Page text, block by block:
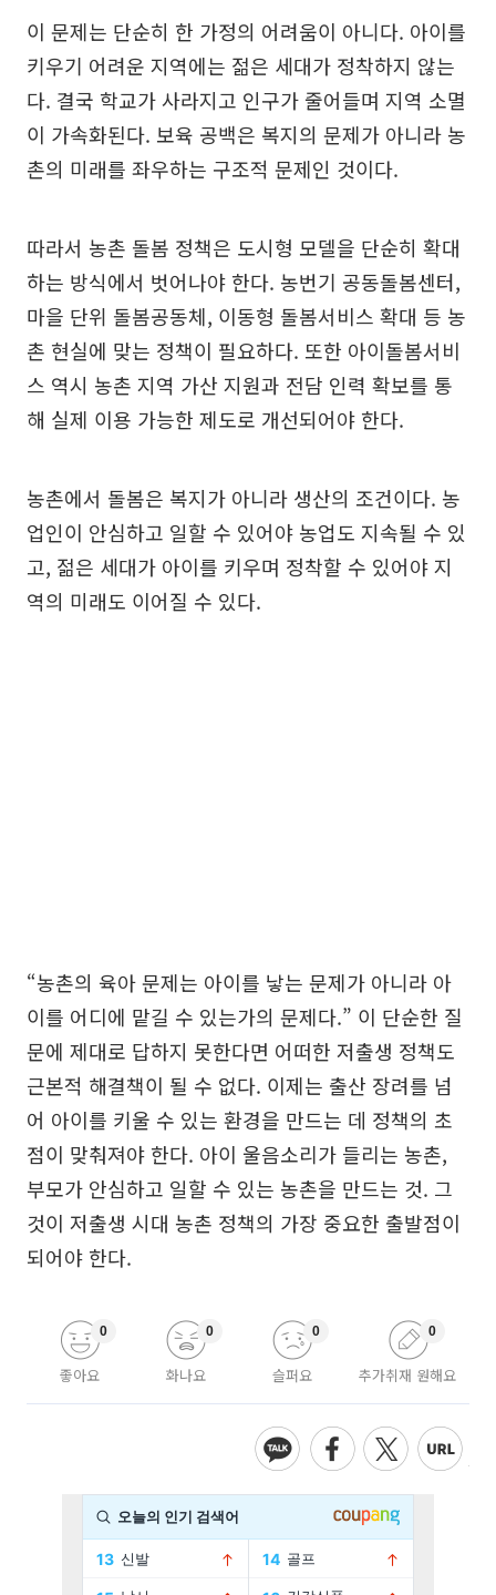
이 문제는 단순히 한 가정의 어려움이 아니다. 아이를
키우기 어려운 지역에는 젊은 세대가 정착하지 않는
다. 결국 학교가 사라지고 인구가 줄어들며 지역 소멸
이 가속화된다. 보육 공백은 복지의 문제가 아니라 농
촌의 미래를 좌우하는 구조적 문제인 것이다.
따라서 농촌 돌봄 정책은 도시형 모델을 단순히 확대
하는 방식에서 벗어나야 한다. 농번기 공동돌봄센터,
마을 단위 돌봄공동체, 이동형 돌봄서비스 확대 등 농
촌 현실에 맞는 정책이 필요하다. 또한 아이돌봄서비
스 역시 농촌 지역 가산 지원과 전담 인력 확보를 통
해 실제 이용 가능한 제도로 개선되어야 한다.
농촌에서 돌봄은 복지가 아니라 생산의 조건이다. 농
업인이 안심하고 일할 수 있어야 농업도 지속될 수 있
고, 젊은 세대가 아이를 키우며 정착할 수 있어야 지
역의 미래도 이어질 수 있다.
“농촌의 육아 문제는 아이를 낳는 문제가 아니라 아
이를 어디에 맡길 수 있는가의 문제다.” 이 단순한 질
문에 제대로 답하지 못한다면 어떠한 저출생 정책도
근본적 해결책이 될 수 없다. 이제는 출산 장려를 넘
어 아이를 키울 수 있는 환경을 만드는 데 정책의 초
점이 맞춰져야 한다. 아이 울음소리가 들리는 농촌,
부모가 안심하고 일할 수 있는 농촌을 만드는 것. 그
것이 저출생 시대 농촌 정책의 가장 중요한 출발점이
되어야 한다.
좋아요
0
화나요
0
슬퍼요
0
추가취재 원해요
0